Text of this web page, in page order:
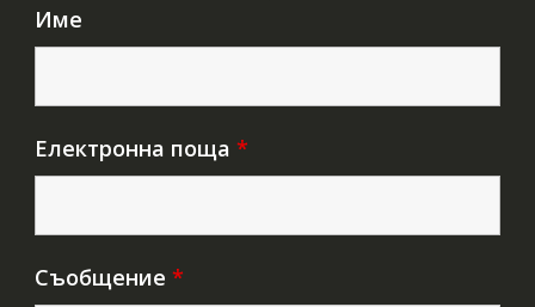
Име
Електронна поща *
Съобщение *